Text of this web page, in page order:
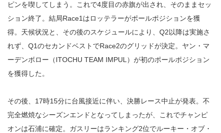
ピンを喫してしまう。これで4度目の赤旗が出され、そのままセッ
ション終了。結局Race1はロッテラーがポールポジションを獲
得。天候状況と、その後のスケジュールにより、Q2以降は実施さ
れず、Q1のセカンドベストでRace2のグリッドが決定。ヤン・マ
ーデンボロー（ITOCHU TEAM IMPUL）が初のポールポジション
を獲得した。
その後、17時15分に台風接近に伴い、決勝レース中止が発表。不
完全燃焼なシーズンエンドとなってしまったが、これでチャンピ
オンは石浦に確定。ガスリーはランキング2位でルーキー・オブ・